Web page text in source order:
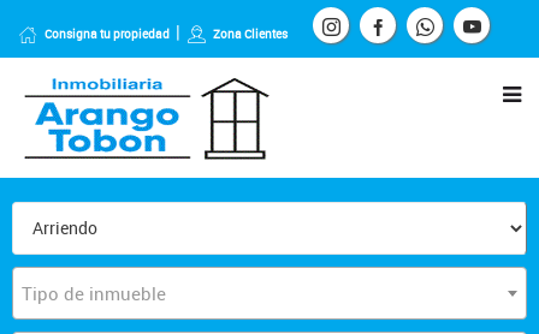
Consigna tu propiedad Zona Clientes
Tipo de inmueble